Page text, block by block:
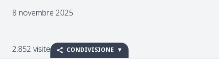
8 novembre 2025
2.852 visite CONDIVISIONE